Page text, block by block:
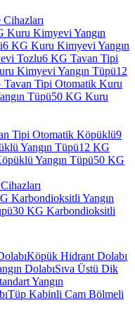
Kuru Kimyevi Yangın
6 KG Kuru Kimyevi Yangın
Tozlu6 KG Tavan Tipi
Kimyevi Yangın Tüpü12
Tavan Tipi Otomatik Kuru
Tüpü50 KG Kuru
Tipi Otomatik Köpüklü9
Yangın Tüpü12 KG
Yangın Tüpü50 KG
Karbondioksitli Yangın
30 KG Karbondioksitli
Köpük Hidrant Dolabı
DolabıSıva Üstü Dik
Yangın
Tüp Kabinli Cam Bölmeli